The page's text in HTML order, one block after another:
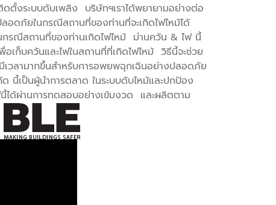
ตั้งระบบดับเพลิง บริษัทฯเราได้พยายามอย่างต่อ
อดภัยในกรณีสถานที่ของท่านที่จะเกิดไฟไหม้ได้
รณีสถานที่ของท่านเกิดไฟไหม้ ม่านควัน & ไฟ นี้
เก็บควันและไฟในสถานที่ที่เกิดไฟไหม้ วิธีนี้จะช่วย
มีเวลามากขึ้นสำหรับการอพยพฉุกเฉินอย่างปลอดภัย
นี้เป็นผู้นำการตลาด ในระบบดับไหม้และปกป้อง
ได้ผ่านการทดสอบอย่างเข้มงวด และผลิตตาม